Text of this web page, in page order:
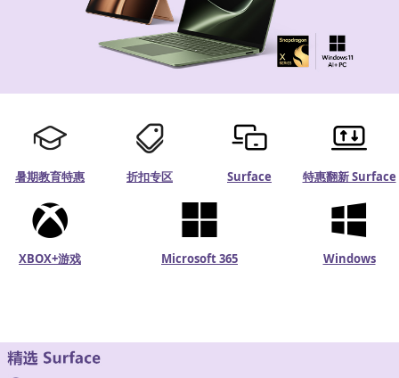
暑期教育特惠 折扣专区 Surface 特惠翻新 Surface
XBOX+游戏 Microsoft 365 Windows